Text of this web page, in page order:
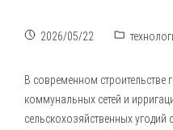
2026/05/22
В современном строительстве
коммунальных сетей и
сельскохозяйственных